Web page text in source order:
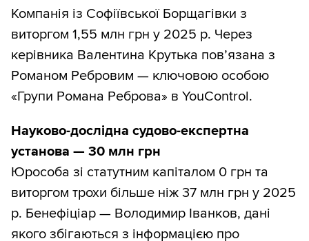
Компанія із Софіївської Борщагівки з
виторгом 1,55 млн грн у 2025 р. Через
керівника Валентина Крутька пов’язана з
Романом Ребровим — ключовою особою
«Групи Романа Реброва» в YouControl.
Науково-дослідна судово-експертна
установа — 30 млн грн
Юрособа зі статутним капіталом 0 грн та
виторгом трохи більше ніж 37 млн грн у 2025
р. Бенефіціар — Володимир Іванков, дані
якого збігаються з інформацією про